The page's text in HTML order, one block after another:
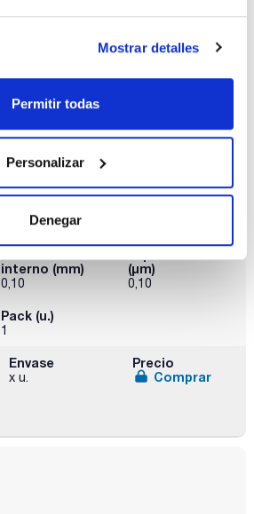
Mostrar detalles
Permitir todas
Personalizar
Denegar
Precio
interno (mm)
0,10
(µm)
0,10
Pack (u.)
1
Envase
x u.
Precio
Comprar